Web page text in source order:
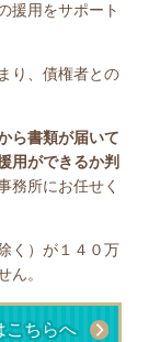
援用をサポート
り、債権者との
ら書類が届いて
用ができるか判
務所にお任せく
く）が１４０万
ん。
こちらへ